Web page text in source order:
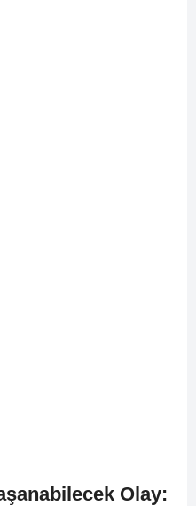
Olay: